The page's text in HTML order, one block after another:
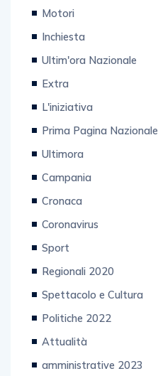
Motori
Inchiesta
Ultim'ora Nazionale
Extra
L'iniziativa
Prima Pagina Nazionale
Ultimora
Campania
Cronaca
Coronavirus
Sport
Regionali 2020
Spettacolo e Cultura
Politiche 2022
Attualità
amministrative 2023